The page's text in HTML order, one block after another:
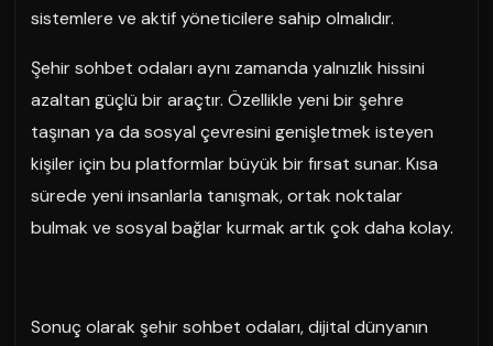
sistemlere ve aktif yöneticilere sahip olmalıdır.
Şehir sohbet odaları aynı zamanda yalnızlık hissini
azaltan güçlü bir araçtır. Özellikle yeni bir şehre
taşınan ya da sosyal çevresini genişletmek isteyen
kişiler için bu platformlar büyük bir fırsat sunar. Kısa
sürede yeni insanlarla tanışmak, ortak noktalar
bulmak ve sosyal bağlar kurmak artık çok daha kolay.
Sonuç olarak şehir sohbet odaları, dijital dünyanın